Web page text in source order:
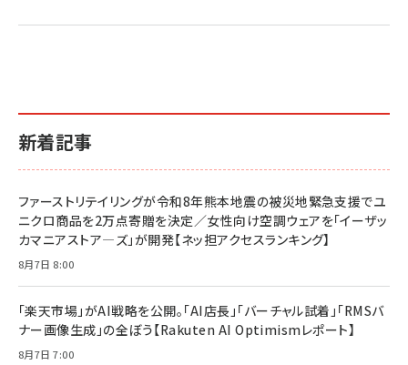
2億円を売り上げたプロが教える note×AI 最強の
小さな会社は戦略が9割
￥1,815
マーケティングの真実 P&G・グリコで学んだ失敗
anan(アンアン)2026/07/01号 No.2501[魅せる
anan(アンアン)2026/06/24号 No.2500増刊
anan(アンアン)2026/07/08号 No.2502[2026
年後半、あなたの恋と運命／山田涼介]
￥880
ママ投資家が育休中に１億貯めた株式投資
￥1,870
ベインキャピタル 企業価値向上力の秘密
ルな本質」
￥2,750
フィードバック経営 「沈黙の組織」から「高め合う
新着記事
ファーストリテイリングが令和8年熊本地震の被災地緊急支援でユ
ニクロ商品を2万点寄贈を決定／女性向け空調ウェアを「イーザッ
カマニアストア―ズ」が開発【ネッ担アクセスランキング】
8月7日 8:00
「楽天市場」がAI戦略を公開。「AI店長」「バーチャル試着」「RMSバ
ナー画像生成」の全ぼう【Rakuten AI Optimismレポート】
8月7日 7:00